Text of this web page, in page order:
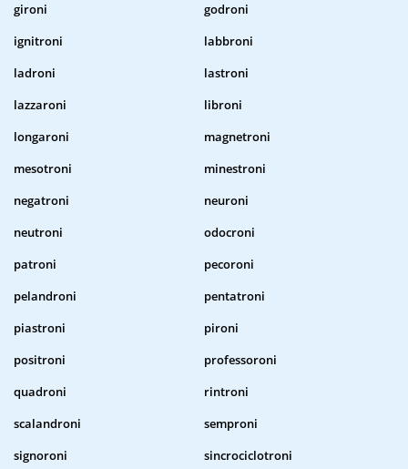
gironi
godroni
ignitroni
labbroni
ladroni
lastroni
lazzaroni
libroni
longaroni
magnetroni
mesotroni
minestroni
negatroni
neuroni
neutroni
odocroni
patroni
pecoroni
pelandroni
pentatroni
piastroni
pironi
positroni
professoroni
quadroni
rintroni
scalandroni
semproni
signoroni
sincrociclotroni